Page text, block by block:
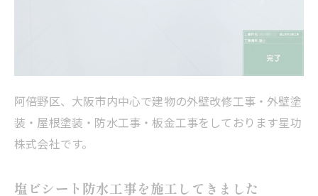
阿倍野区、大阪市内中心で建物の外壁改修工事・外壁塗
装・屋根塗装・防水工事・板金工事をしております星功
株式会社です。
塩ビシート防水工事を施工してきました